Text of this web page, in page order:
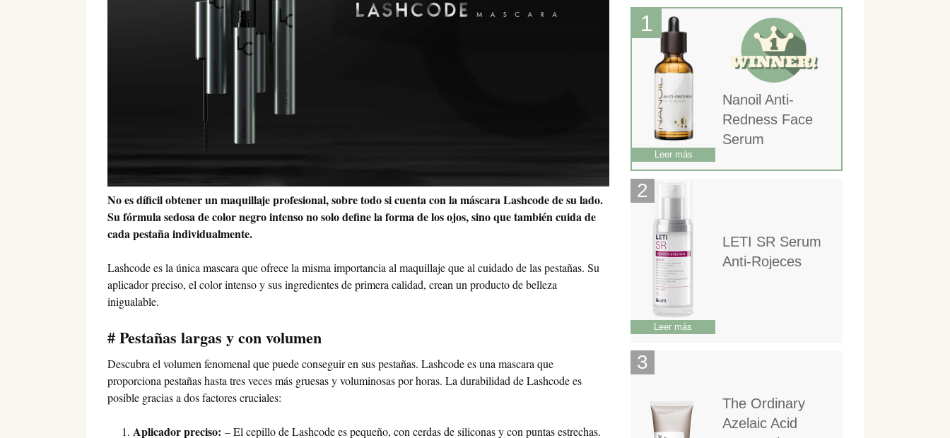
No es díficil obtener un maquillaje profesional, sobre todo si cuenta con la máscara Lashcode de su lado.
Su fórmula sedosa de color negro intenso no solo define la forma de los ojos, sino que también cuida de
cada pestaña individualmente.
Lashcode es la única mascara que ofrece la misma importancia al maquillaje que al cuidado de las pestañas. Su
aplicador preciso, el color intenso y sus ingredientes de primera calidad, crean un producto de belleza
inigualable.
# Pestañas largas y con volumen
Descubra el volumen fenomenal que puede conseguir en sus pestañas. Lashcode es una mascara que
proporciona pestañas hasta tres veces más gruesas y voluminosas por horas. La durabilidad de Lashcode es
posible gracias a dos factores cruciales:
Aplicador preciso: – El cepillo de Lashcode es pequeño, con cerdas de siliconas y con puntas estrechas.
Nanoil Anti-
Redness Face
Serum
Leer más
LETI SR Serum
Anti-Rojeces
Leer más
The Ordinary
Azelaic Acid